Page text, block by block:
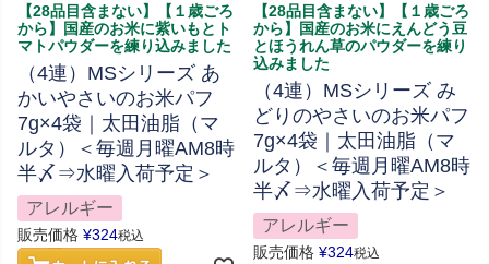
【28品目含まない】【１歳ごろ
から】国産のお米に紫いもとト
マトパウダーを練り込みました
（4連）MSシリーズ あ
かいやさいのお米パフ
7g×4袋｜太田油脂（マ
ルタ）＜毎週月曜AM8時
半〆⇒水曜入荷予定＞
アレルギー
販売価格 ¥324税込
【28品目含まない】【１歳ごろ
から】国産のお米にえんどう豆
とほうれん草のパウダーを練り
込みました
（4連）MSシリーズ み
どりのやさいのお米パフ
7g×4袋｜太田油脂（マ
ルタ）＜毎週月曜AM8時
半〆⇒水曜入荷予定＞
アレルギー
販売価格 ¥324税込